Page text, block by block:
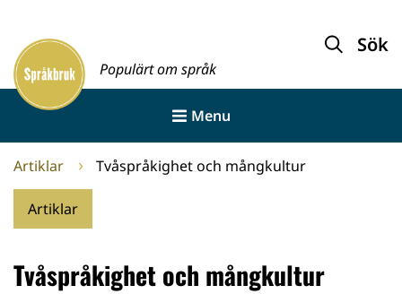
innehållet
Framsida
Populärt om språk
Sök
Menu
Artiklar Tvåspråkighet och mångkultur
Artiklar
Tvåspråkighet och mångkultur